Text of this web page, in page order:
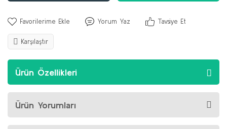
Yorum Yaz Tavsiye Et
Karşılaştır
Ürün Özellikleri
Ürün Yorumları